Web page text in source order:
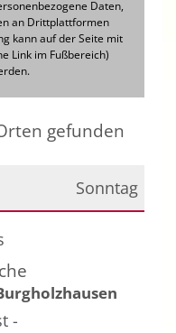
Daten,
an Drittplattformen
kann auf der Seite mit
Link im Fußbereich)
gefunden
Sonntag
-